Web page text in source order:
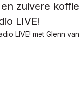
zuivere koffie
LIVE!
LIVE! met Glenn van